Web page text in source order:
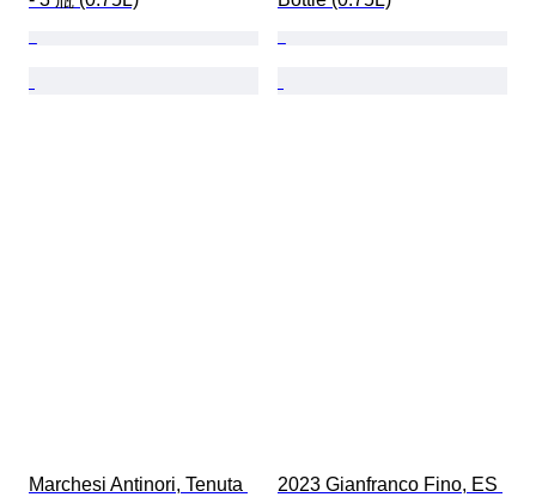
Marchesi Antinori, Tenuta
2023 Gianfranco Fino, ES